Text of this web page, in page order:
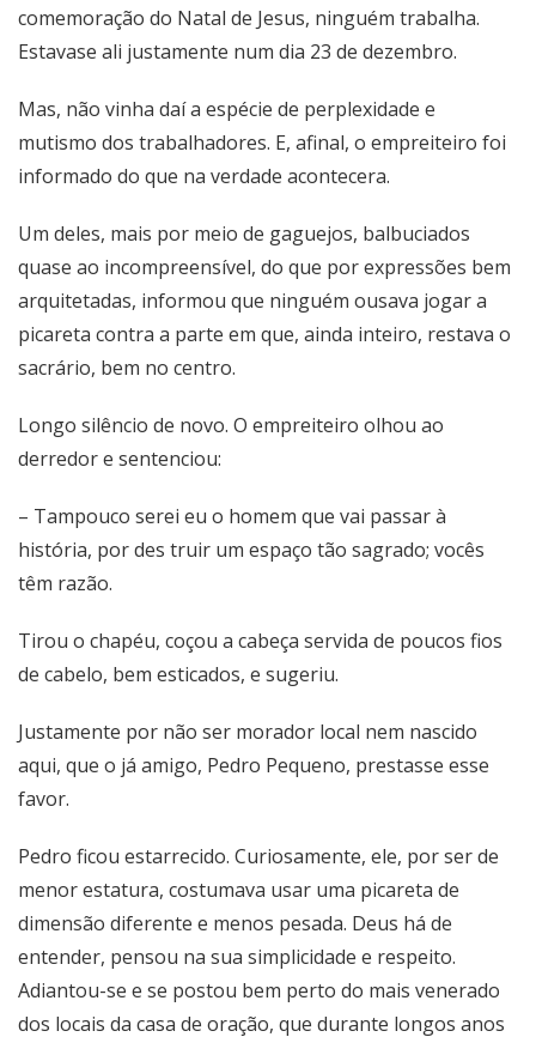
comemoração do Natal de Jesus, ninguém trabalha.
Estavase ali justamente num dia 23 de dezembro.
Mas, não vinha daí a espécie de perplexidade e
mutismo dos trabalhadores. E, afinal, o empreiteiro foi
informado do que na verdade acontecera.
Um deles, mais por meio de gaguejos, balbuciados
quase ao incompreensível, do que por expressões bem
arquitetadas, informou que ninguém ousava jogar a
picareta contra a parte em que, ainda inteiro, restava o
sacrário, bem no centro.
Longo silêncio de novo. O empreiteiro olhou ao
derredor e sentenciou:
– Tampouco serei eu o homem que vai passar à
história, por des truir um espaço tão sagrado; vocês
têm razão.
Tirou o chapéu, coçou a cabeça servida de poucos fios
de cabelo, bem esticados, e sugeriu.
Justamente por não ser morador local nem nascido
aqui, que o já amigo, Pedro Pequeno, prestasse esse
favor.
Pedro ficou estarrecido. Curiosamente, ele, por ser de
menor estatura, costumava usar uma picareta de
dimensão diferente e menos pesada. Deus há de
entender, pensou na sua simplicidade e respeito.
Adiantou-se e se postou bem perto do mais venerado
dos locais da casa de oração, que durante longos anos